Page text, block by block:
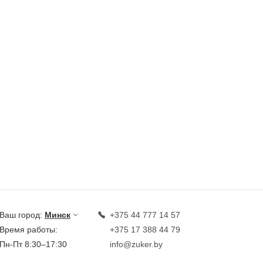
Ваш город: Минск
Время работы:
Пн-Пт 8:30–17:30
+375 44 777 14 57
+375 17 388 44 79
info@zuker.by